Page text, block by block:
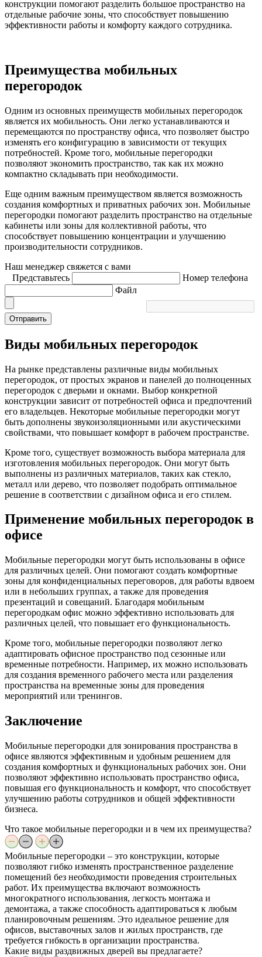
конструкции помогают разделить большое пространство на
отдельные рабочие зоны, что способствует повышению
эффективности работы и комфорту каждого сотрудника.
Преимущества мобильных
перегородок
Одним из основных преимуществ мобильных перегородок
является их мобильность. Они легко устанавливаются и
перемещаются по пространству офиса, что позволяет быстро
изменять его конфигурацию в зависимости от текущих
потребностей. Кроме того, мобильные перегородки
позволяют экономить пространство, так как их можно
компактно складывать при необходимости.
Еще одним важным преимуществом является возможность
создания комфортных и приватных рабочих зон. Мобильные
перегородки помогают разделить пространство на отдельные
кабинеты или зоны для коллективной работы, что
способствует повышению концентрации и улучшению
производительности сотрудников.
Наш менеджер свяжется с вами
Представьтесь
Номер телефона
Файл
Отправить
Виды мобильных перегородок
На рынке представлены различные виды мобильных
перегородок, от простых экранов и панелей до полноценных
перегородок с дверьми и окнами. Выбор конкретной
конструкции зависит от потребностей офиса и предпочтений
его владельцев. Некоторые мобильные перегородки могут
быть дополнены звукоизоляционными или акустическими
свойствами, что повышает комфорт в рабочем пространстве.
Кроме того, существует возможность выбора материала для
изготовления мобильных перегородок. Они могут быть
выполнены из различных материалов, таких как стекло,
металл или дерево, что позволяет подобрать оптимальное
решение в соответствии с дизайном офиса и его стилем.
Применение мобильных перегородок в
офисе
Мобильные перегородки могут быть использованы в офисе
для различных целей. Они помогают создать комфортные
зоны для конфиденциальных переговоров, для работы вдвоем
или в небольших группах, а также для проведения
презентаций и совещаний. Благодаря мобильным
перегородкам офис можно эффективно использовать для
различных целей, что повышает его функциональность.
Кроме того, мобильные перегородки позволяют легко
адаптировать офисное пространство под сезонные или
временные потребности. Например, их можно использовать
для создания временного рабочего места или разделения
пространства на временные зоны для проведения
мероприятий или тренингов.
Заключение
Мобильные перегородки для зонирования пространства в
офисе являются эффективным и удобным решением для
создания комфортных и функциональных рабочих зон. Они
позволяют эффективно использовать пространство офиса,
повышая его функциональность и комфорт, что способствует
улучшению работы сотрудников и общей эффективности
бизнеса.
Что такое мобильные перегородки и в чем их преимущества?
Мобильные перегородки – это конструкции, которые
позволяют гибко изменять пространственное разделение
помещений без необходимости проведения строительных
работ. Их преимущества включают возможность
многократного использования, легкость монтажа и
демонтажа, а также способность адаптироваться к любым
планировочным решениям. Это идеальное решение для
офисов, выставочных залов и жилых пространств, где
требуется гибкость в организации пространства.
Какие виды раздвижных дверей вы предлагаете?